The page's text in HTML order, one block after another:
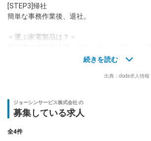
[STEP3]帰社
簡単な事務作業後、退社。
＜運ぶ家電製品は？＞
未経験からの安心POINT！
￣￣￣V￣￣￣￣￣￣￣￣￣
◎家電製品の設置や配送は2人1組で行います！
◎長距離や夜間の配送はありません！
続きを読む
出典：doda求人情
ジョーシンサービス株式会社 の
募集している求人
全4件